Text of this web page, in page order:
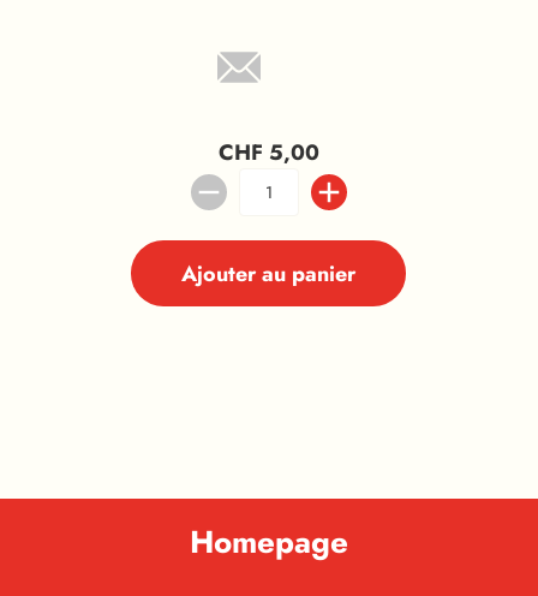
CHF 5,00
Ajouter au panier
Homepage